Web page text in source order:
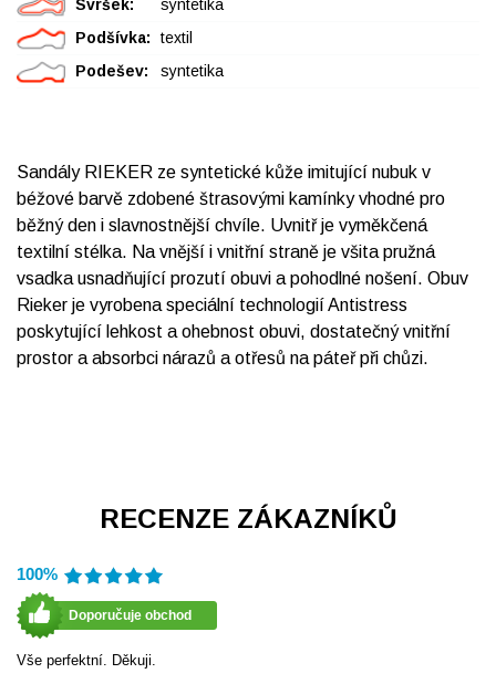
Svršek:
syntetika
Podšívka:
textil
Podešev:
syntetika
Sandály RIEKER ze syntetické kůže imitující nubuk v
béžové barvě zdobené štrasovými kamínky vhodné pro
běžný den i slavnostnější chvíle. Uvnitř je vyměkčená
textilní stélka. Na vnější i vnitřní straně je všita pružná
vsadka usnadňující prozutí obuvi a pohodlné nošení. Obuv
Rieker je vyrobena speciální technologií Antistress
poskytující lehkost a ohebnost obuvi, dostatečný vnitřní
prostor a absorbci nárazů a otřesů na páteř při chůzi.
RECENZE ZÁKAZNÍKŮ
100%
Doporučuje obchod
Vše perfektní. Děkuji.